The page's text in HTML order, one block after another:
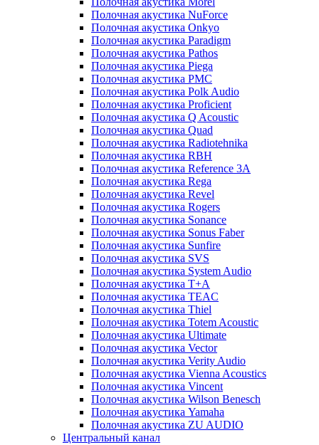
Полочная акустика NuForce
Полочная акустика Onkyo
Полочная акустика Paradigm
Полочная акустика Pathos
Полочная акустика Piega
Полочная акустика PMC
Полочная акустика Polk Audio
Полочная акустика Proficient
Полочная акустика Q Acoustic
Полочная акустика Quad
Полочная акустика Radiotehnika
Полочная акустика RBH
Полочная акустика Reference 3A
Полочная акустика Rega
Полочная акустика Revel
Полочная акустика Rogers
Полочная акустика Sonance
Полочная акустика Sonus Faber
Полочная акустика Sunfire
Полочная акустика SVS
Полочная акустика System Audio
Полочная акустика T+A
Полочная акустика TEAC
Полочная акустика Thiel
Полочная акустика Totem Acoustic
Полочная акустика Ultimate
Полочная акустика Vector
Полочная акустика Verity Audio
Полочная акустика Vienna Acoustics
Полочная акустика Vincent
Полочная акустика Wilson Benesch
Полочная акустика Yamaha
Полочная акустика ZU AUDIO
Центральный канал